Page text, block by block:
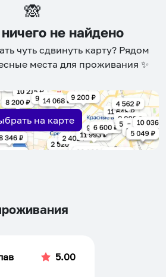
date.
Press
question
mark
to
the
keyboard
🙈
не найдено
чуть сдвинуть карту? Рядом
места для проживания ✨
на карте
5.00